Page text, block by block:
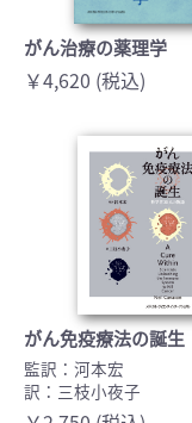
がん治療の薬理学
￥4,620 (税込)
がん免疫療法の誕生
監訳：河本宏
訳：三枝小夜子